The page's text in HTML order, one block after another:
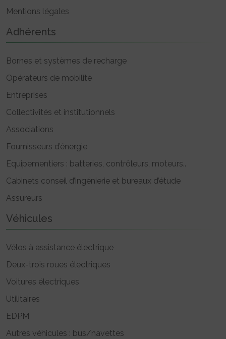
Mentions légales
Adhérents
Bornes et systèmes de recharge
Opérateurs de mobilité
Entreprises
Collectivités et institutionnels
Associations
Fournisseurs d’énergie
Equipementiers : batteries, contrôleurs, moteurs..
Cabinets conseil d’ingénierie et bureaux d’étude
Assureurs
Véhicules
Vélos à assistance électrique
Deux-trois roues électriques
Voitures électriques
Utilitaires
EDPM
Autres véhicules : bus/navettes